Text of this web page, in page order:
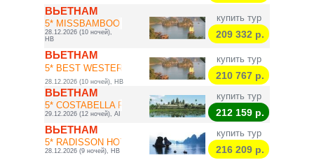
ВЬЕТНАМ
5* MISSBAMBOO THE...
28.12.2026 (10 ночей),
HB
купить тур
209 332 р.
ВЬЕТНАМ
5* BEST WESTERN P...
28.12.2026 (10 ночей), HB
купить тур
210 767 р.
ВЬЕТНАМ
5* COSTABELLA RES...
29.12.2026 (12 ночей), AI
купить тур
212 159 р.
ВЬЕТНАМ
5* RADISSON HOTEL...
28.12.2026 (9 ночей), HB
купить тур
216 209 р.